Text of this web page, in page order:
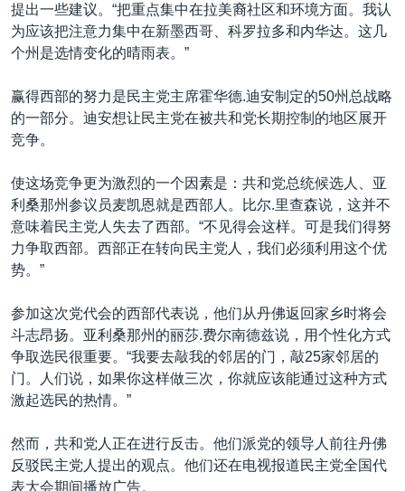
提出一些建议。“把重点集中在拉美裔社区和环境方面。我认
为应该把注意力集中在新墨西哥、科罗拉多和内华达。这几
个州是选情变化的晴雨表。”
赢得西部的努力是民主党主席霍华德.迪安制定的50州总战略
的一部分。迪安想让民主党在被共和党长期控制的地区展开
竞争。
使这场竞争更为激烈的一个因素是：共和党总统候选人、亚
利桑那州参议员麦凯恩就是西部人。比尔.里查森说，这并不
意味着民主党人失去了西部。“不见得会这样。可是我们得努
力争取西部。西部正在转向民主党人，我们必须利用这个优
势。”
参加这次党代会的西部代表说，他们从丹佛返回家乡时将会
斗志昂扬。亚利桑那州的丽莎.费尔南德兹说，用个性化方式
争取选民很重要。“我要去敲我的邻居的门，敲25家邻居的
门。人们说，如果你这样做三次，你就应该能通过这种方式
激起选民的热情。”
然而，共和党人正在进行反击。他们派党的领导人前往丹佛
反驳民主党人提出的观点。他们还在电视报道民主党全国代
表大会期间播放广告。